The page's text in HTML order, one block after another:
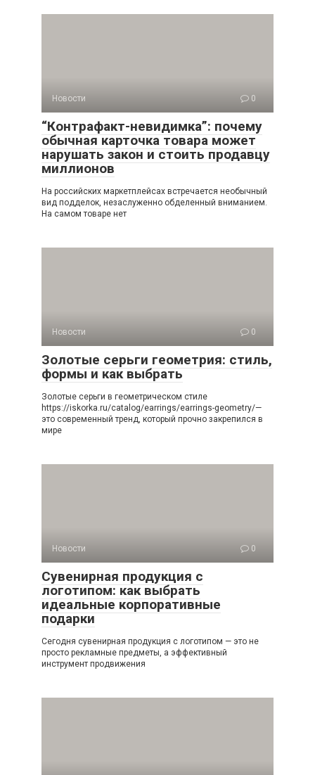
Новости 0
“Контрафакт-невидимка”: почему
обычная карточка товара может
нарушать закон и стоить продавцу
миллионов
На российских маркетплейсах встречается необычный
вид подделок, незаслуженно обделенный вниманием.
На самом товаре нет
Новости 0
Золотые серьги геометрия: стиль,
формы и как выбрать
Золотые серьги в геометрическом стиле
https://iskorka.ru/catalog/earrings/earrings-geometry/—
это современный тренд, который прочно закрепился в
мире
Новости 0
Сувенирная продукция с
логотипом: как выбрать
идеальные корпоративные
подарки
Сегодня сувенирная продукция с логотипом — это не
просто рекламные предметы, а эффективный
инструмент продвижения